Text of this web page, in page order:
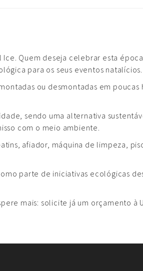
Quem deseja celebrar esta
para os seus eventos natalícios.
ou desmontadas em
sendo uma alternativa
com o meio ambiente.
afiador, máquina de limpeza,
parte de iniciativas ecológicas
mais: solicite já um orçamento à